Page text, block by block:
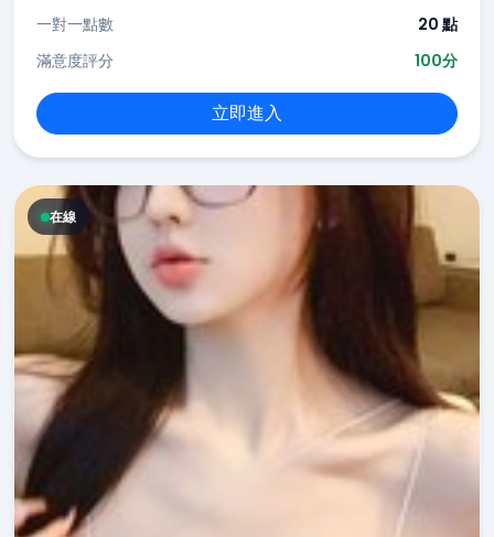
一對一點數
20 點
滿意度評分
100分
立即進入
在線